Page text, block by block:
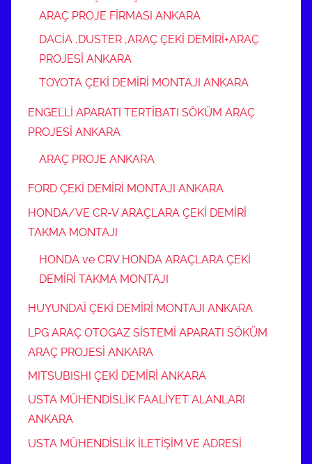
ARAÇ PROJE FİRMASI ANKARA
DACİA ,DUSTER ,ARAÇ ÇEKİ DEMİRİ+ARAÇ
PROJESİ ANKARA
TOYOTA ÇEKİ DEMİRİ MONTAJI ANKARA
ENGELLİ APARATI TERTİBATI SÖKÜM ARAÇ
PROJESİ ANKARA
ARAÇ PROJE ANKARA
FORD ÇEKİ DEMİRİ MONTAJI ANKARA
HONDA/VE CR-V ARAÇLARA ÇEKİ DEMİRİ
TAKMA MONTAJI
HONDA ve CRV HONDA ARAÇLARA ÇEKİ
DEMİRİ TAKMA MONTAJI
HUYUNDAİ ÇEKİ DEMİRİ MONTAJI ANKARA
LPG ARAÇ OTOGAZ SİSTEMİ APARATI SÖKÜM
ARAÇ PROJESİ ANKARA
MITSUBISHI ÇEKİ DEMİRİ ANKARA
USTA MÜHENDİSLİK FAALİYET ALANLARI
ANKARA
USTA MÜHENDİSLİK İLETİŞİM VE ADRESİ